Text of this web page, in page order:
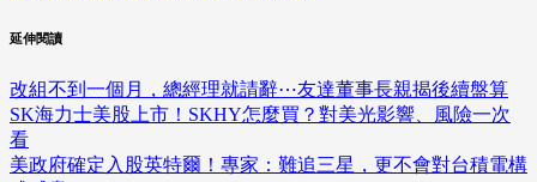
延伸閱讀
改組不到一個月，總經理就請辭⋯友達董事長親揭後續盤算
SK海力士美股上市！SKHY怎麼買？對美光影響、風險一次
看
美政府確定入股英特爾！專家：難追三星，更不會對台積電構